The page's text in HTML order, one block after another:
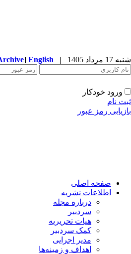
مرداد 1405 |
English
[Archive]
ورود خودکار
نام
رمز عبور
صفحه اصلی
اطلاعات نشریه
درباره مجله
سردبیر
هیات تحریریه
کمک سردبیر
مدیر اجرایی
اهداف و زمینه‌ها